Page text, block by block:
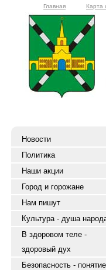
Главная Карта
Новости
Политика
Наши акции
Город и горожане
Нам пишут
Культура - душа
В здоровом теле -
здоровый дух
Безопасность - понятие